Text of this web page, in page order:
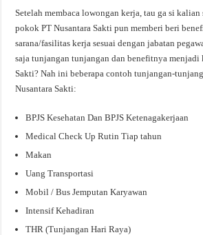
Setelah membaca lowongan kerja, tau ga si
pokok PT Nusantara Sakti pun memberi beri
sarana/fasilitas kerja sesuai dengan jabatan
saja tunjangan tunjangan dan benefitnya menjadi
Sakti? Nah ini beberapa contoh tunjangan-
Nusantara Sakti:
BPJS Kesehatan Dan BPJS Ketenagakerjaan
Medical Check Up Rutin Tiap tahun
Makan
Uang Transportasi
Mobil / Bus Jemputan Karyawan
Intensif Kehadiran
THR (Tunjangan Hari Raya)